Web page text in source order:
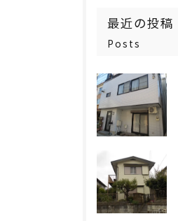
最近の投稿
Posts